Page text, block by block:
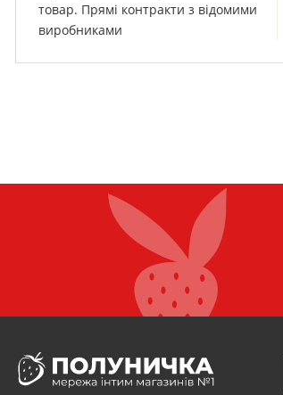
товар. Прямі контракти з відомими
виробниками